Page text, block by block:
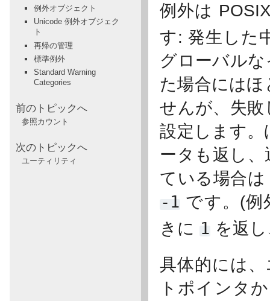
例外は
す: 発生した
グローバル
た場合には
せんが、失
設定します
ータも返し
ている場合は
-1 です。(
きに 1 を返
具体的には
トポインタ
例外オブジェクト
Unicode 例外オブジェク
ト
再帰の管理
標準例外
Standard Warning
Categories
前のトピックへ
参照カウント
次のトピックへ
ユーティリティ